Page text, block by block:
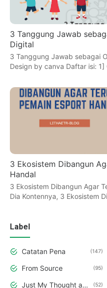
3 Tanggung Jawab
Digital
3 Tanggung Jawab sebagai
Design by canva Daftar isi:
3 Ekosistem Dibangun
Handal
3 Ekosistem Dibangun Agar
Dia Kontennya, 3 Ekosistem
Label
Catatan Pena 147
From Source 95
Just My Thought and Opinion 52